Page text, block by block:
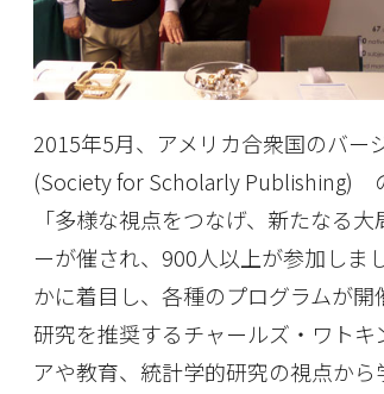
2015年5月、アメリカ合衆国のバー
(Society for Scholarly Publishing)
「多様な視点をつなげ、新たなる
ーが催され、900人以上が参加しま
かに着目し、各種のプログラムが
研究を推奨するチャールズ・ワト
アや教育、統計学的研究の視点から